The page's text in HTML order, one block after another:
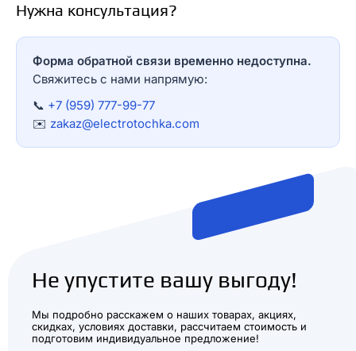
Нужна консультация?
Форма обратной связи временно недоступна.
Свяжитесь с нами напрямую:
📞 +7 (959) 777-99-77
✉️ zakaz@electrotochka.com
Не упустите вашу выгоду!
Мы подробно расскажем о наших товарах, акциях,
скидках, условиях доставки, рассчитаем стоимость и
подготовим индивидуальное предложение!